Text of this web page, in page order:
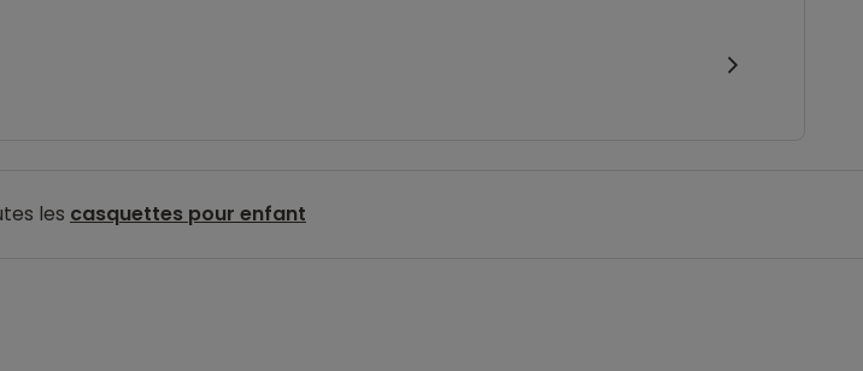
les casquettes pour enfant